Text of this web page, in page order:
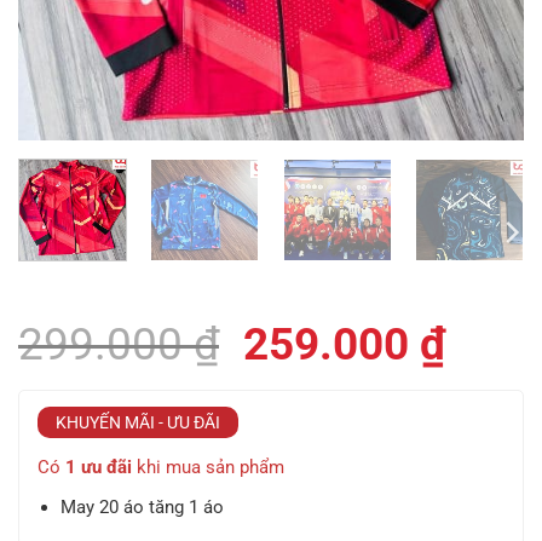
299.000₫ Giá
299.000 ₫.
259.000 ₫Giá
KHUYẾN MÃI - ƯU ĐÃI
Có 1 ưu đãi khi mua sản phẩm
May 20 áo tăng 1 áo